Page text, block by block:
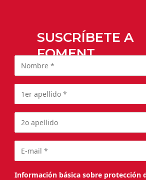
SUSCRÍBETE A
FOMENT
Información básica sobre protección